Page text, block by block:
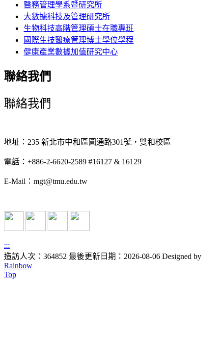
醫務管理學系暨研究所
大數據科技及管理研究所
生物科技高階管理碩士在職專班
國際生技醫療管理博士學位學程
健康產業數據加值研究中心
聯絡我們
聯絡我們
地址：235 新北市中和區圓通路301號，雙和校區
電話：+886-2-6620-2589 #16127 & 16129
E-Mail：mgt@tmu.edu.tw
:::
造訪人次：364852 最後更新日期：2026-08-06 Designed by
Rainbow
Top